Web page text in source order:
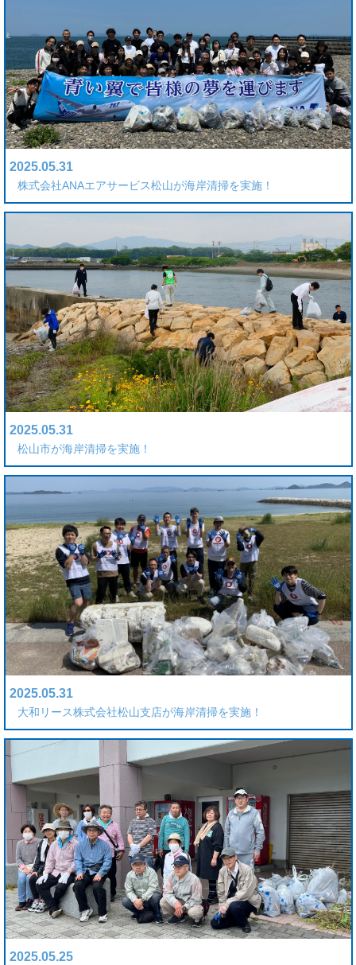
2025.05.31
株式会社ANAエアサービス松山が海岸清掃を実施！
2025.05.31
松山市が海岸清掃を実施！
2025.05.31
大和リース株式会社松山支店が海岸清掃を実施！
2025.05.25